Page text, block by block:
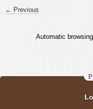
← Previous
Automatic